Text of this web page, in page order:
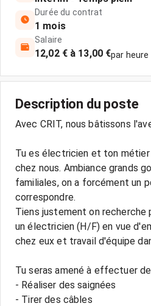
Durée du contrat
1 mois
Salaire
12,02 € à 13,00 €par heure
Description du poste
Avec CRIT, nous bâtissons
Tu es électricien et ton
chez nous. Ambiance grands
familiales, on a forcément un
correspondre.
Tiens justement on recherche
un électricien (H/F) en vue
chez eux et travail d'équipe
Tu seras amené à effectuer
- Réaliser des saignées
- Tirer des câbles